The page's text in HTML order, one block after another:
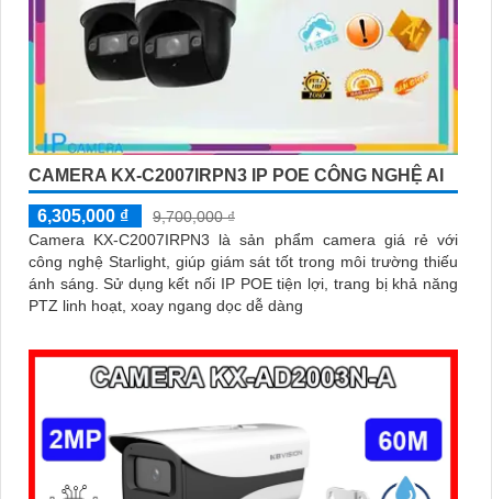
CAMERA KX-C2007IRPN3 IP POE CÔNG NGHỆ AI
6,305,000 ₫
9,700,000 ₫
Camera KX-C2007IRPN3 là sản phẩm camera giá rẻ với
công nghệ Starlight, giúp giám sát tốt trong môi trường thiếu
ánh sáng. Sử dụng kết nối IP POE tiện lợi, trang bị khả năng
PTZ linh hoạt, xoay ngang dọc dễ dàng